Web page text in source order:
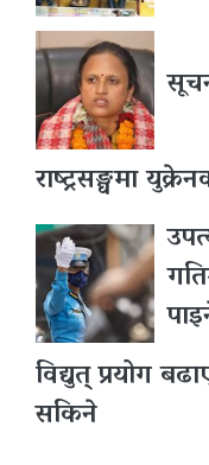
राष्ट्रसङ्घमा
विद्युत् प्रयोग
सकिने